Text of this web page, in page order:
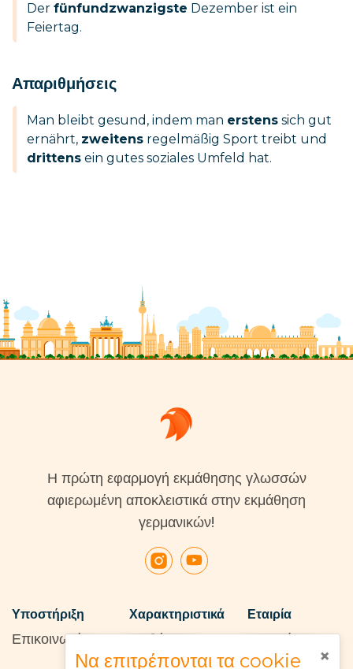
Der fünfundzwanzigste Dezember ist ein
Feiertag.
Απαριθμήσεις
Man bleibt gesund, indem man erstens sich gut
ernährt, zweitens regelmäßig Sport treibt und
drittens ein gutes soziales Umfeld hat.
Να επιτρέπονται τα cookie ×
Η πρώτη εφαρμογή εκμάθησης γλωσσών
αφιερωμένη αποκλειστικά στην εκμάθηση
γερμανικών!
Υποστήριξη
Επικοινωνία
Χαρακτηριστικά
Μαθήματα
Wiki
Εταιρία
Σχετικά με
Αποτύπωμα